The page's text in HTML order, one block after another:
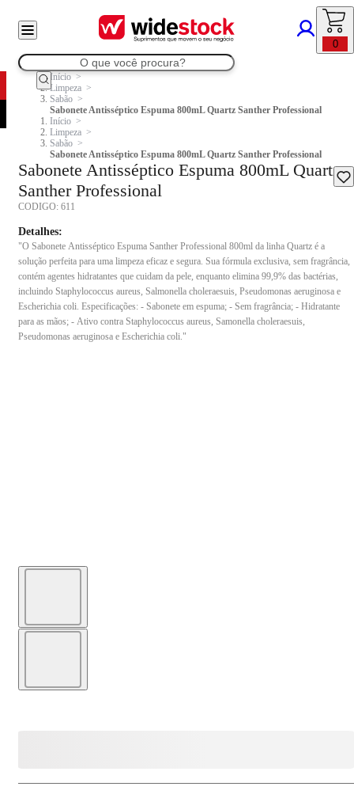
0
Início
Limpeza
Sabão
Sabonete Antisséptico Espuma 800mL Quartz Santher Professional
Início
Limpeza
Sabão
Sabonete Antisséptico Espuma 800mL Quartz Santher Professional
Sabonete Antisséptico Espuma 800mL Quartz
Santher Professional
CODIGO: 611
Detalhes:
"O Sabonete Antisséptico Espuma Santher Professional 800ml da linha Quartz é a
solução perfeita para uma limpeza eficaz e segura. Sua fórmula exclusiva, sem fragrância,
contém agentes hidratantes que cuidam da pele, enquanto elimina 99,9% das bactérias,
incluindo Staphylococcus aureus, Salmonella choleraesuis, Pseudomonas aeruginosa e
Escherichia coli. Especificações: - Sabonete em espuma; - Sem fragrância; - Hidratante
para as mãos; - Ativo contra Staphylococcus aureus, Samonella choleraesuis,
Pseudomonas aeruginosa e Escherichia coli."